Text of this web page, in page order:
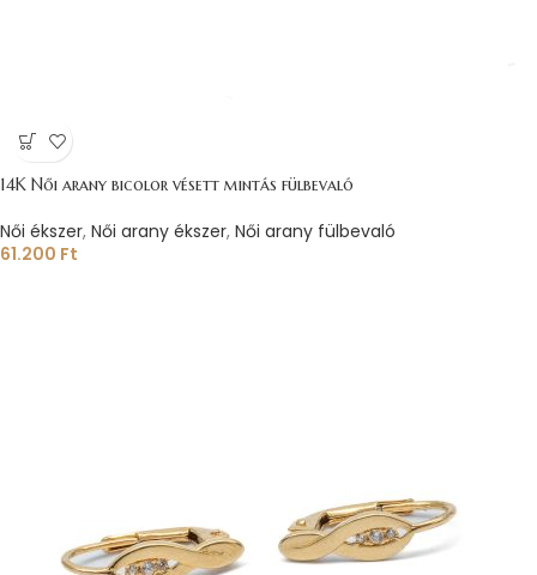
14K Női arany bicolor vésett mintás fülbevaló
Női ékszer, Női arany ékszer, Női arany fülbevaló
61.200 Ft